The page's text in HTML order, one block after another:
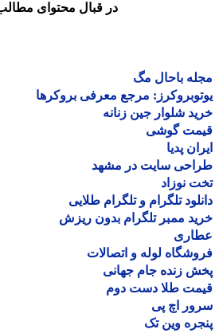
در قبال محتوای مطالب
باحال مگ
مرجع معرفی بروکرها
شلوار جین زنانه
گوشی
پدیا
سایت در مشهد
نوزاد
تلگرام و تلگرام طلایی
ممبر تلگرام بدون ریزش
لوله و اتصالات
زنده جام جهانی
طلا دست دوم
اچ پی
وین تک